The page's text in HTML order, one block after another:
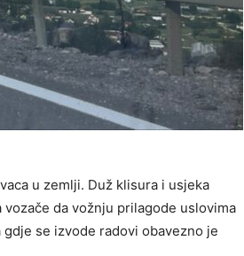
u zemlji. Duž klisura i usjeka
da vožnju prilagode uslovima
se izvode radovi obavezno je